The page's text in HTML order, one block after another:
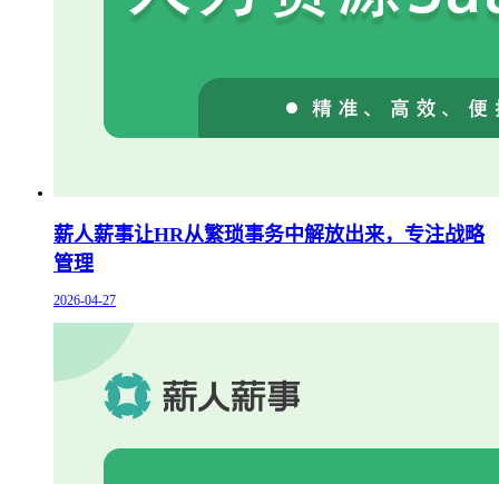
薪人薪事让HR从繁琐事务中解放出来，专注战略
管理
2026-04-27